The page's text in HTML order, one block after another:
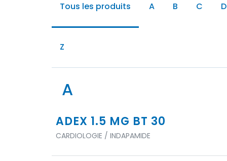
Tous les produits A B C D
Z
A
ADEX 1.5 MG BT 30
CARDIOLOGIE / INDAPAMIDE